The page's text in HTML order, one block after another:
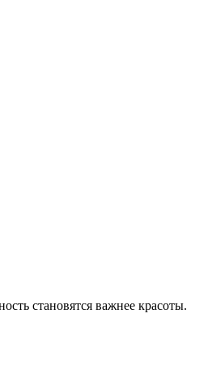
становятся важнее красоты.